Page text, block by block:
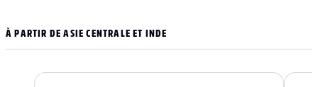
À PARTIR DE ASIE CENTRALE ET INDE